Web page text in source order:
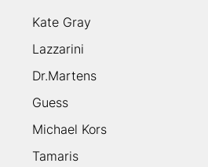
Kate Gray
Lazzarini
Dr.Martens
Guess
Michael Kors
Tamaris